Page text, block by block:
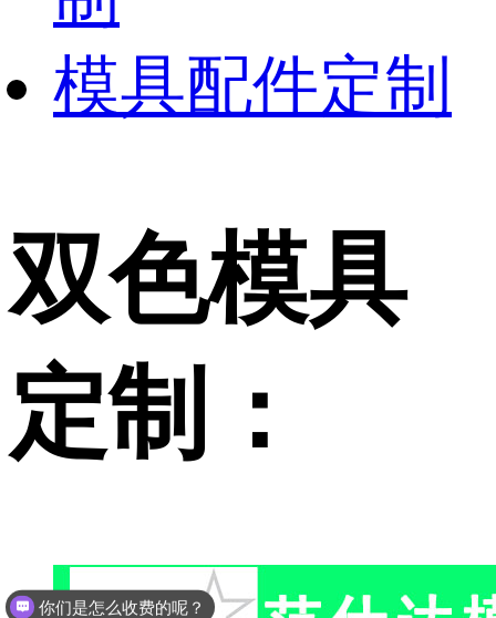
模具配件定制
双色模具
定制：
你们是怎么收费的呢？